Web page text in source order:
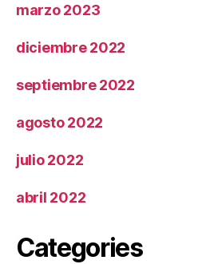
marzo 2023
diciembre 2022
septiembre 2022
agosto 2022
julio 2022
abril 2022
Categories